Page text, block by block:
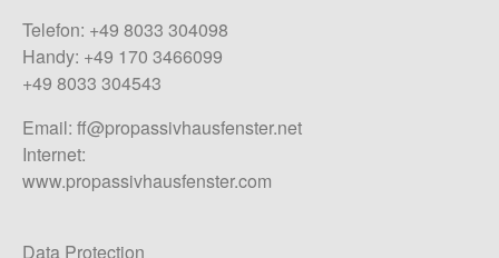
Telefon: +49 8033 304098
Handy: +49 170 3466099
+49 8033 304543
Email: ff@propassivhausfenster.net
Internet:
www.propassivhausfenster.com
Data Protection